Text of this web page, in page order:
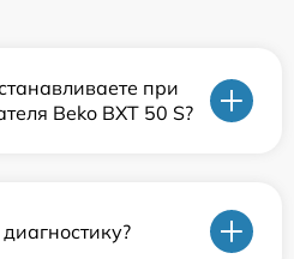
при
Beko BXT 50 S?